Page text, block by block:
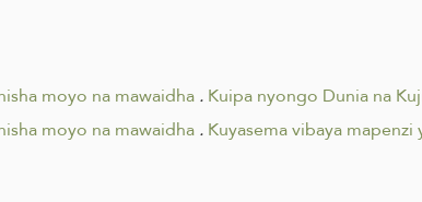
moyo na mawaidha.Kuipa nyongo Dunia na
moyo na mawaidha.Kuyasema vibaya